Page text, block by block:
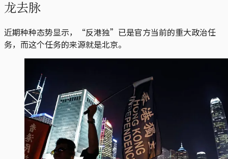
龙去脉
近期种种态势显示，“反港独”已是官方当前的重大政治任
务，而这个任务的来源就是北京。